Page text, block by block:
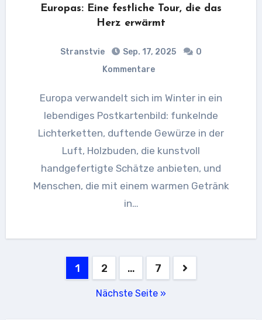
Europas: Eine festliche Tour, die das
Herz erwärmt
Stranstvie Sep. 17, 2025
0
Kommentare
Europa verwandelt sich im Winter in ein
lebendiges Postkartenbild: funkelnde
Lichterketten, duftende Gewürze in der
Luft, Holzbuden, die kunstvoll
handgefertigte Schätze anbieten, und
Menschen, die mit einem warmen Getränk
in…
Seitennummerierung
1 2 … 7
Nächste Seite »